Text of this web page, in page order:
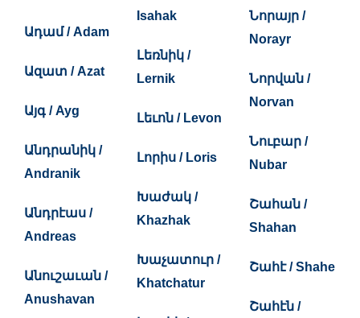
Ադամ / Adam
Ազատ / Azat
Այգ / Ayg
Անդրանիկ /
Andranik
Անդրէաս /
Andreas
Անուշաւան /
Anushavan
Isahak
Լեռնիկ /
Lernik
Լեւոն / Levon
Լորիս / Loris
Խաժակ /
Khazhak
Խաչատուր /
Khatchatur
Նորայր /
Norayr
Նորվան /
Norvan
Նուբար /
Nubar
Շահան /
Shahan
Շահէ / Shahe
Շահէն /